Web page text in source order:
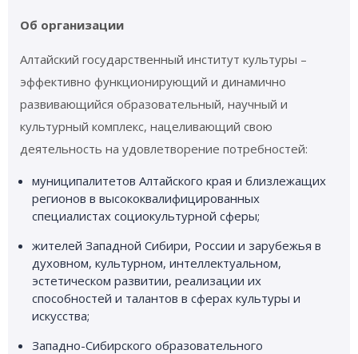
Об организации
Алтайский государственный институт культуры –
эффективно функционирующий и динамично
развивающийся образовательный, научный и
культурный комплекс, нацеливающий свою
деятельность на удовлетворение потребностей:
муниципалитетов Алтайского края и близлежащих
регионов в высококвалифицированных
специалистах социокультурной сферы;
жителей Западной Сибири, России и зарубежья в
духовном, культурном, интеллектуальном,
эстетическом развитии, реализации их
способностей и талантов в сферах культуры и
искусства;
Западно-Сибирского образовательного